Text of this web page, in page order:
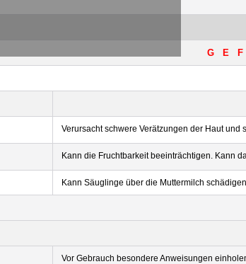
G E
Verursacht schwere Verätzungen der Haut und
Kann die Fruchtbarkeit beeinträchtigen. Kann
Kann Säuglinge über die Muttermilch
Vor Gebrauch besondere Anweisungen